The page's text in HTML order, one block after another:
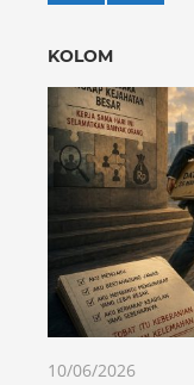
KOLOM
10/06/2026